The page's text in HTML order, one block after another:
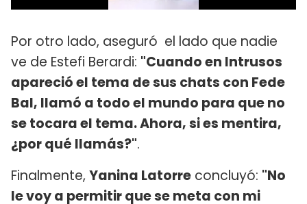
Por otro lado, aseguró el lado que nadie
ve de Estefi Berardi: "Cuando en Intrusos
apareció el tema de sus chats con Fede
Bal, llamó a todo el mundo para que no
se tocara el tema. Ahora, si es mentira,
¿por qué llamás?".
Finalmente, Yanina Latorre concluyó: "No
le voy a permitir que se meta con mi